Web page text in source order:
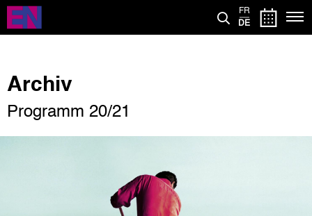
Direkt
zum
Inhalt
FR
DE
Archiv
Programm 20/21